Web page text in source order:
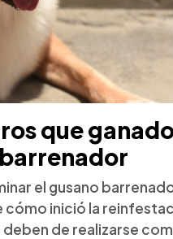
que
el gusano
cómo inició la
de realizarse